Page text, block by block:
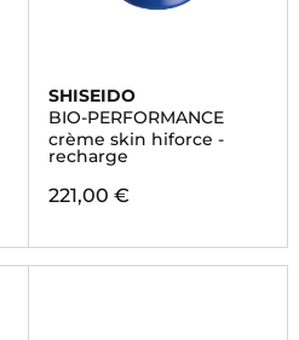
SHISEIDO
BIO-PERFORMANCE
crème skin hiforce -
recharge
221,00 €